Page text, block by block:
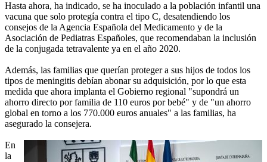
Hasta ahora, ha indicado, se ha inoculado a la población infantil una
vacuna que solo protegía contra el tipo C, desatendiendo los
consejos de la Agencia Española del Medicamento y de la
Asociación de Pediatras Españoles, que recomendaban la inclusión
de la conjugada tetravalente ya en el año 2020.
Además, las familias que querían proteger a sus hijos de todos los
tipos de meningitis debían abonar su adquisición, por lo que esta
medida que ahora implanta el Gobierno regional "supondrá un
ahorro directo por familia de 110 euros por bebé" y de "un ahorro
global en torno a los 770.000 euros anuales" a las familias, ha
asegurado la consejera.
En
la